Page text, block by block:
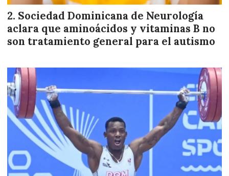
Sociedad Dominicana de Neurología
aclara que aminoácidos y vitaminas B no
son tratamiento general para el autismo